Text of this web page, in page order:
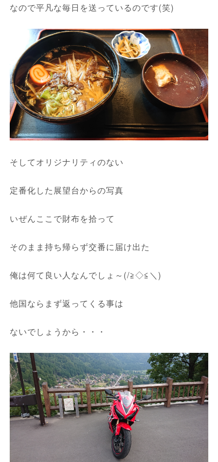
なので平凡な毎日を送っているのです(笑)
そしてオリジナリティのない
定番化した展望台からの写真
いぜんここで財布を拾って
そのまま持ち帰らず交番に届け出た
俺は何て良い人なんでしょ～(/≧◇≦＼)
他国ならまず返ってくる事は
ないでしょうから・・・